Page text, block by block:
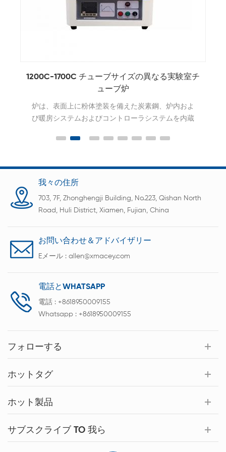
1200C-1700C チューブサイズの異なる実験室チ
ューブ炉
炉は、表面上に粉体塗装を備えた炭素鋼、炉内およ
び暖房システムおよびコントローラシステムを内蔵
我々の住所
703, 7F, Zhonghengji Building, No.223, Qishan North
Road, Huli District, Xiamen, Fujian, China
お問い合わせ＆アドバイザリー
Eメール : allen@xmacey.com
電話とWHATSAPP
電話 : +8618950009155
Whatsapp : +8618950009155
フォローする
ホットタグ
ホット製品
サブスクライブ TO 我ら